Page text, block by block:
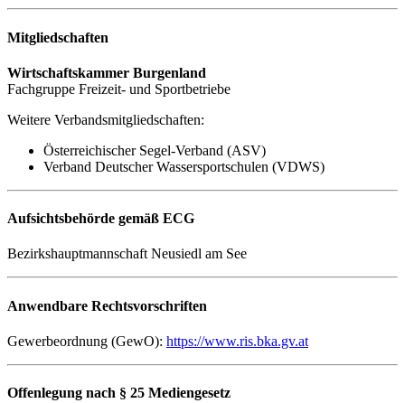
Mitgliedschaften
Wirtschaftskammer Burgenland
Fachgruppe Freizeit- und Sportbetriebe
Weitere Verbandsmitgliedschaften:
Österreichischer Segel-Verband (ASV)
Verband Deutscher Wassersportschulen (VDWS)
Aufsichtsbehörde gemäß ECG
Bezirkshauptmannschaft Neusiedl am See
Anwendbare Rechtsvorschriften
Gewerbeordnung (GewO): https://www.ris.bka.gv.at
Offenlegung nach § 25 Mediengesetz